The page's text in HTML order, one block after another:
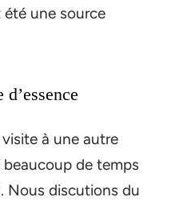
été une source
à une autre
de temps
Nous discutions du